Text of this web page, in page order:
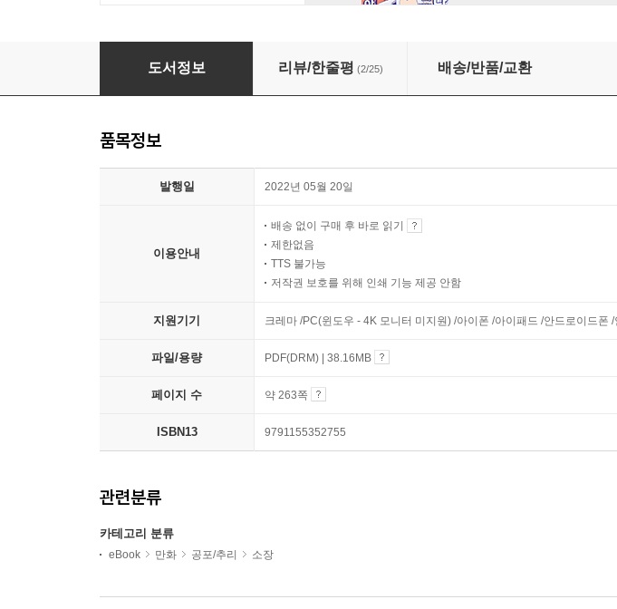
도서정보 리뷰/한줄평 (2/25) 배송/반품/교환
품목정보
발행일 2022년 05월 20일
이용안내
배송 없이 구매 후 바로 읽기
제한없음
TTS 불가능
저작권 보호를 위해 인쇄 기능 제공 안함
지원기기 크레마 /PC(윈도우 - 4K 모니터 미지원) /아이폰 /아이패드 /안드로이드
파일/용량 PDF(DRM) | 38.16MB
페이지 수 약 263쪽
ISBN13 9791155352755
관련분류
카테고리 분류
eBook 만화 공포/추리 소장